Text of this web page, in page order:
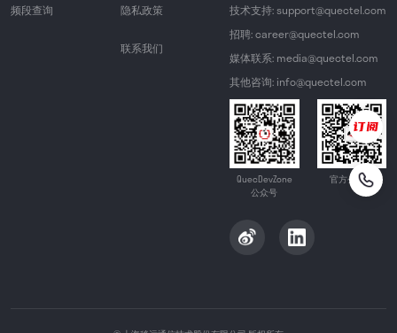
频段查询
隐私政策
联系我们
技术支持: support@quectel.com
招聘: career@quectel.com
媒体联系: media@quectel.com
其他咨询: info@quectel.com
QuecDevZone
公众号
官方公众号